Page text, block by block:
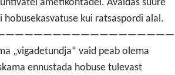
ametikohtadel. Avaldas suure
hobusekasvatuse kui ratsaspordi alal.
„vigadetundja“ vaid peab olema
ennustada hobuse tulevast